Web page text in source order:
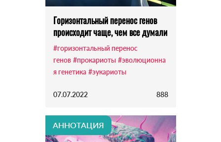
Горизонтальный перенос генов
происходит чаще, чем все думали
#горизонтальный перенос
генов #прокариоты #эволюционна
я генетика #эукариоты
07.07.2022 888
АННОТАЦИЯ